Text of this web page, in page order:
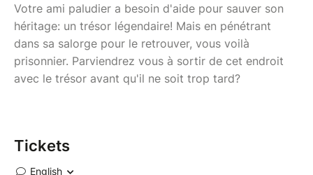
Votre ami paludier a besoin d'aide pour sauver son
héritage: un trésor légendaire! Mais en pénétrant
dans sa salorge pour le retrouver, vous voilà
prisonnier. Parviendrez vous à sortir de cet endroit
avec le trésor avant qu'il ne soit trop tard?
Tickets